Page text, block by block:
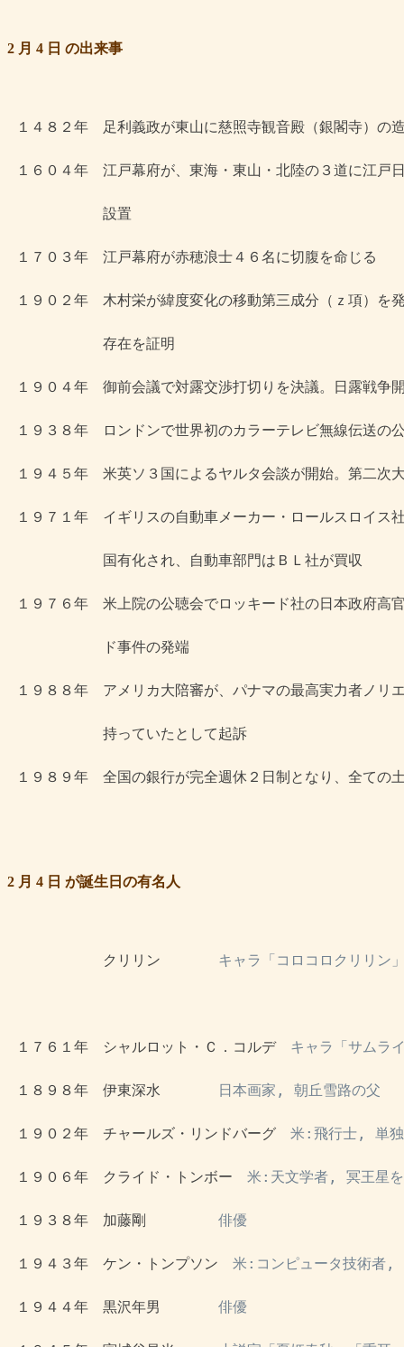
2 月 4 日 の出来事
2 月 4 日 が誕生日の有名人
クリリン キャラ「コロコロクリリン
１７６１年　シャルロット・Ｃ．コルデ キャラ「サムラ
１８９８年　伊東深水 日本画家, 朝丘雪路の父
１９０２年　チャールズ・リンドバーグ 米:飛行士, 単独
１９０６年　クライド・トンボー 米:天文学者, 冥王星
１９３８年　加藤剛 俳優
１９４３年　ケン・トンプソン 米:コンピュータ技術者,
１９４４年　黒沢年男 俳優